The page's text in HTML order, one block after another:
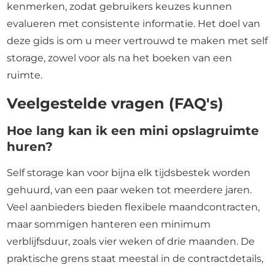
kenmerken, zodat gebruikers keuzes kunnen
evalueren met consistente informatie. Het doel van
deze gids is om u meer vertrouwd te maken met self
storage, zowel voor als na het boeken van een
ruimte.
Veelgestelde vragen (FAQ's)
Hoe lang kan ik een mini opslagruimte
huren?
Self storage kan voor bijna elk tijdsbestek worden
gehuurd, van een paar weken tot meerdere jaren.
Veel aanbieders bieden flexibele maandcontracten,
maar sommigen hanteren een minimum
verblijfsduur, zoals vier weken of drie maanden. De
praktische grens staat meestal in de contractdetails,